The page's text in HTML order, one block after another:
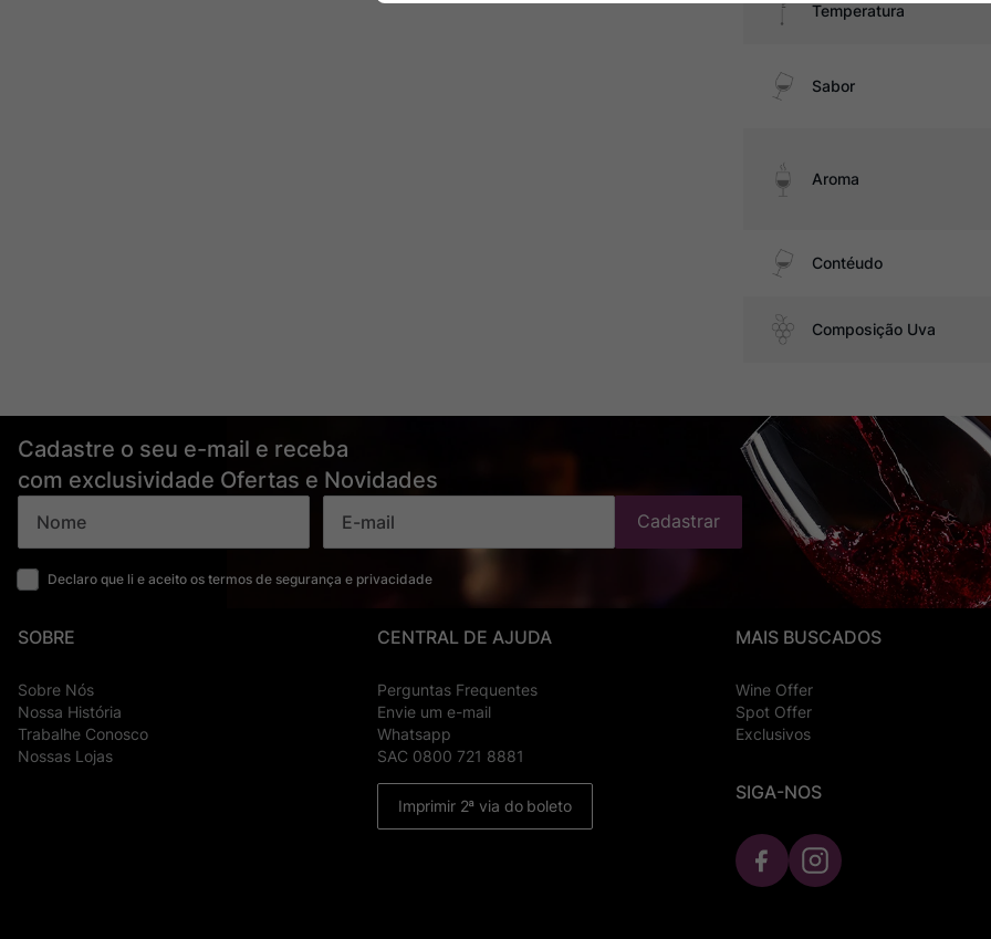
Temperatura
Sabor
Aroma
Contéudo
Composição Uva
Cadastre o seu e-mail e receba
com exclusividade Ofertas e Novidades
Declaro que li e aceito os termos de segurança e privacidade
Cadastrar
SOBRE
Sobre Nós
Nossa História
Trabalhe Conosco
Nossas Lojas
CENTRAL DE AJUDA
Perguntas Frequentes
Envie um e-mail
Whatsapp
SAC 0800 721 8881
Imprimir 2ª via do boleto
MAIS BUSCADOS
Wine Offer
Spot Offer
Exclusivos
SIGA-NOS